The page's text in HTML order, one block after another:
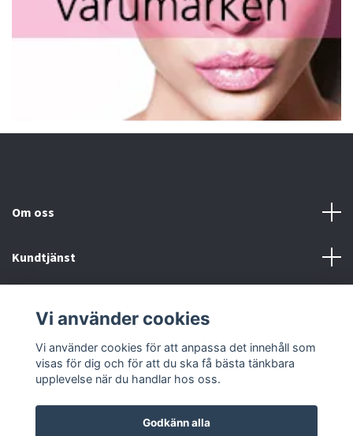
Om oss
Kundtjänst
Sociala medier
Vi använder cookies
Vi använder cookies för att anpassa det innehåll som
visas för dig och för att du ska få bästa tänkbara
upplevelse när du handlar hos oss.
Godkänn alla